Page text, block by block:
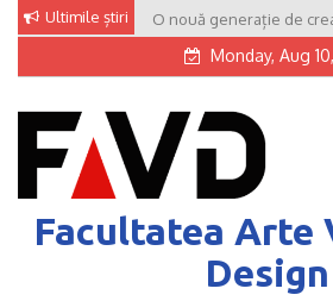
Skip
content
Ultimile știri O nouă generație de
Monday, Aug
Facultatea Arte
Design